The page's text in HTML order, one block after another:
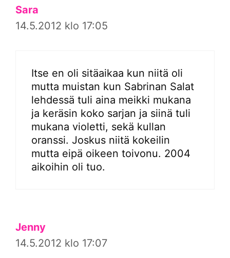
Sara
14.5.2012 klo 17:05
Itse en oli sitäaikaa kun niitä oli
mutta muistan kun Sabrinan Salat
lehdessä tuli aina meikki mukana
ja keräsin koko sarjan ja siinä tuli
mukana violetti, sekä kullan
oranssi. Joskus niitä kokeilin
mutta eipä oikeen toivonu. 2004
aikoihin oli tuo.
Jenny
14.5.2012 klo 17:07